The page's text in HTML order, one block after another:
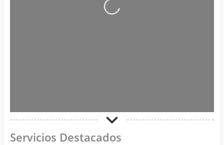
Cargando…
Servicios Destacados